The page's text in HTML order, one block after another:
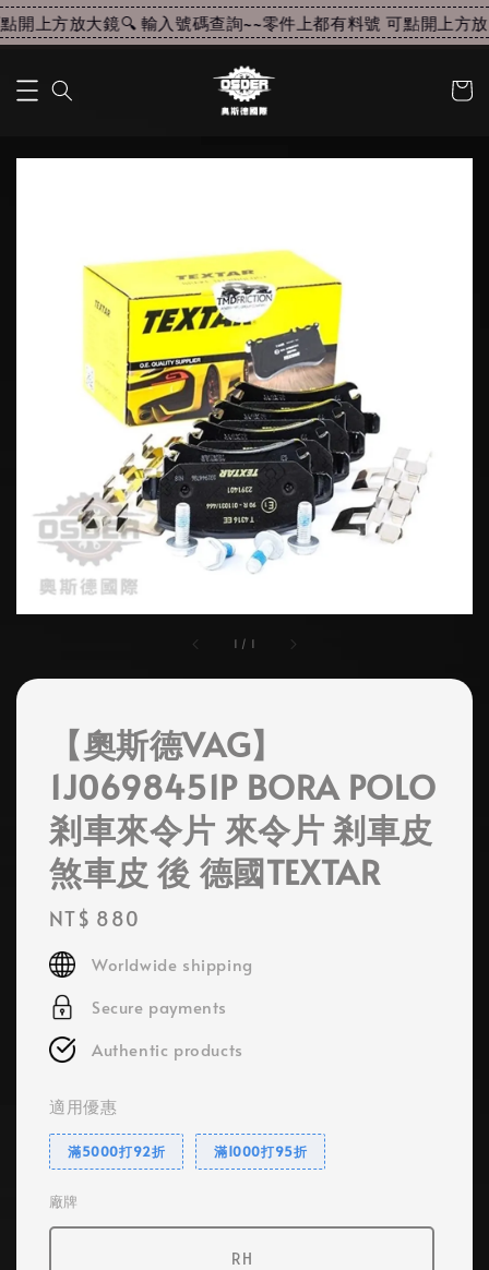
開上方放大鏡🔍 輸入號碼查詢~~零件上都有料號 可點開上方放
1 / 1
【奧斯德VAG】
1J0698451P BORA POLO
剎車來令片 來令片 剎車皮
煞車皮 後 德國TEXTAR
Regular
price
NT$ 880
Worldwide shipping
Secure payments
Authentic products
適用優惠
滿5000打92折 滿1000打95折
廠牌
RH